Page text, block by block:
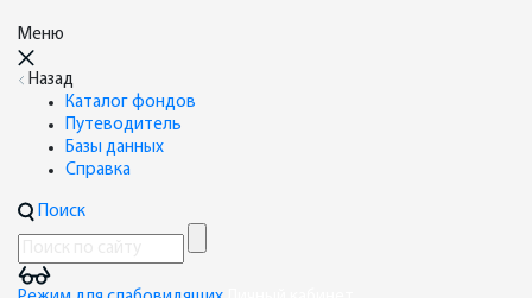
Меню
Назад
Каталог фондов
Путеводитель
Базы данных
Справка
Поиск